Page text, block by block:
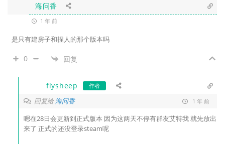
海问香
1 年 前
是只有建房子和捏人的那个版本吗
0 回复
flysheep 作者
回复给海问香 1 年 前
嗯在28日会更新到正式版本 因为这两天不停有群友艾特我 就先放出
来了 正式的还没登录steam呢